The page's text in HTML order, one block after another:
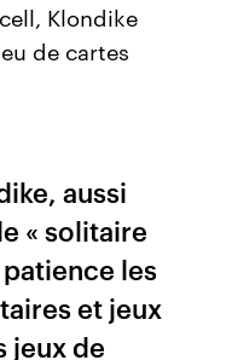
Klondike
de cartes
aussi
« solitaire
les
et jeux
jeux de